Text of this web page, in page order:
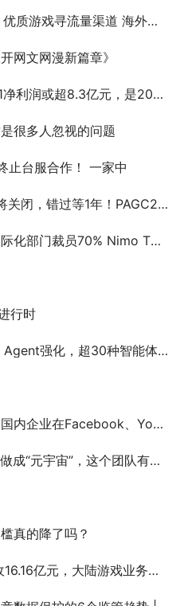
渠道 海外科技类产品寻youtuber资源
网文网漫新篇章》
超8.3亿元，是2021全年的两倍多
很多人忽视的问题
止台服合作！ 一家中
互联网出海行业超强演讲阵容公布！
门裁员70% Nimo TV前途未卜
行时
强化，超30种智能体指令
、YouTube等平台投放广告
元宇宙”，这个团队有多敢？
真的降了吗？
元，大陆游戏业务营收下滑34%